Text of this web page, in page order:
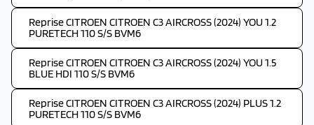
Reprise CITROEN CITROEN C3 AIRCROSS (2024) YOU 1.2
PURETECH 110 S/S BVM6
Reprise CITROEN CITROEN C3 AIRCROSS (2024) YOU 1.5
BLUE HDI 110 S/S BVM6
Reprise CITROEN CITROEN C3 AIRCROSS (2024) PLUS 1.2
PURETECH 110 S/S BVM6